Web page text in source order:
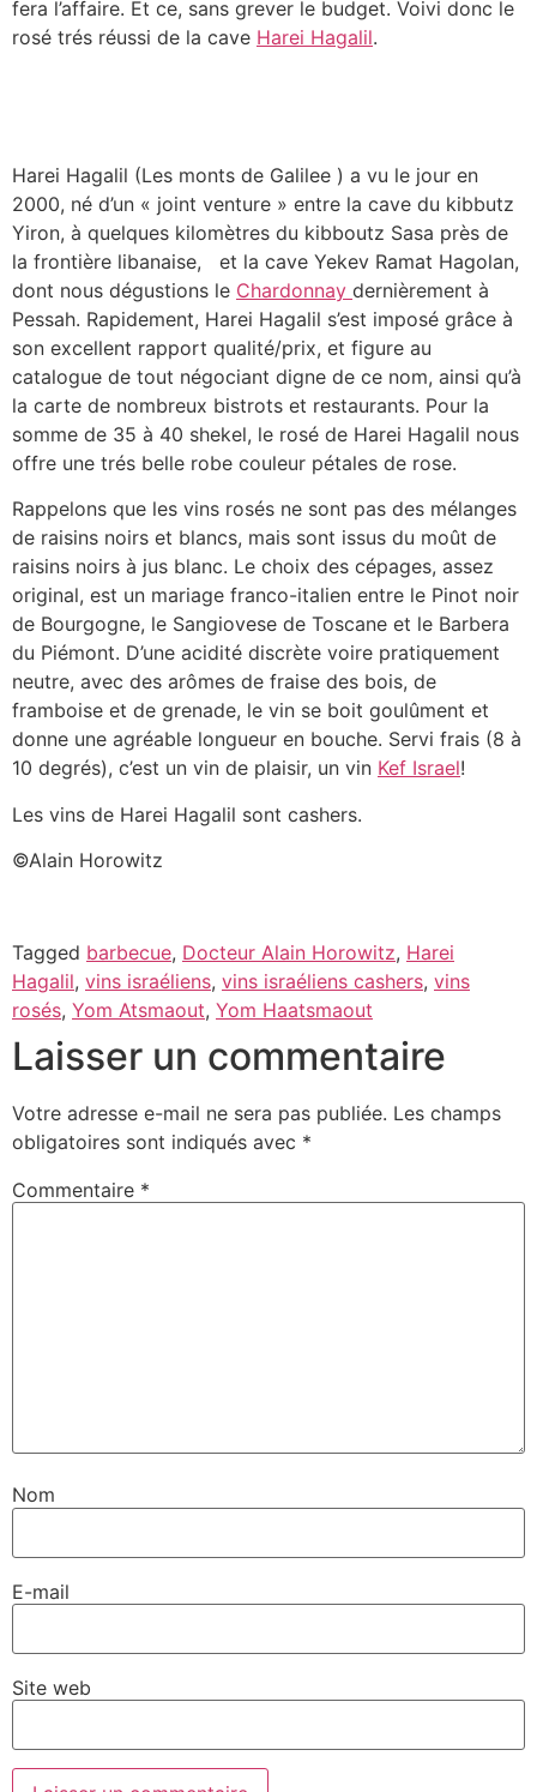
fera l’affaire. Et ce, sans grever le budget. ‏Voivi donc le
rosé trés réussi de la cave Harei Hagalil
Harei Hagalil (Les monts de Galilee ) a vu le jour en
2000, né d’un « joint venture » ‏entre la cave du kibbutz
Yiron, à quelques kilomètres du kibboutz Sasa près de
la frontière libanaise, et la cave Yekev Ramat Hagolan,
dont nous dégustions le Chardonnay dernièrement à
Pessah. ‏Rapidement, Harei Hagalil s’est imposé grâce à
son excellent rapport qualité/prix, et figure au
catalogue de tout négociant digne de ce nom, ainsi qu’à
la carte de nombreux bistrots et ‏restaurants. ‏Pour la
somme de 35 à 40 shekel, le rosé de Harei Hagalil nous
offre une trés belle robe couleur pétales de rose.
Rappelons que les vins rosés ne sont pas des mélanges
de raisins noirs et blancs, mais sont issus du moût de
raisins noirs à jus blanc. ‏Le choix des cépages, assez
original, est un mariage franco-italien entre le Pinot noir
de Bourgogne, le Sangiovese de Toscane et le Barbera
du Piémont. ‏D’une acidité discrète voire pratiquement
neutre, avec des arômes de fraise des bois, de
framboise et de grenade, le vin se boit goulûment et
donne une agréable longueur en bouche. Servi frais (8 à
10 degrés), c’est un vin de plaisir, un vin Kef Israel
Les vins de Harei Hagalil sont cashers.
©Alain Horowitz
Tagged barbecue, Docteur Alain Horowitz, Harei
Hagalil, vins israéliens, vins israéliens cashers, vins
rosés, Yom Atsmaout, Yom Haatsmaout
Laisser un commentaire
Votre adresse e-mail ne sera pas publiée. Les champs
obligatoires sont indiqués avec *
Commentaire *
Nom
E-mail
Site web